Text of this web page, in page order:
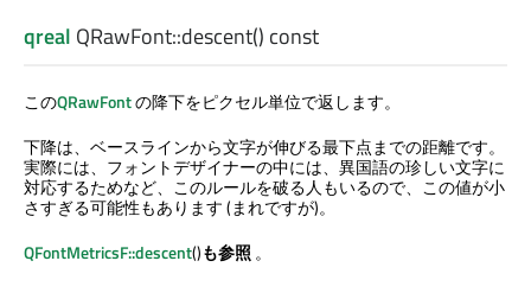
qreal QRawFont::descent() const
このQRawFontの降下をピクセル単位で返します。
下降は、ベースラインから文字が伸びる最下点までの距離です。
実際には、フォントデザイナーの中には、異国語の珍しい文字に
対応するためなど、このルールを破る人もいるので、この値が小
さすぎる可能性もあります (まれですが)。
QFontMetricsF::descent()も参照。